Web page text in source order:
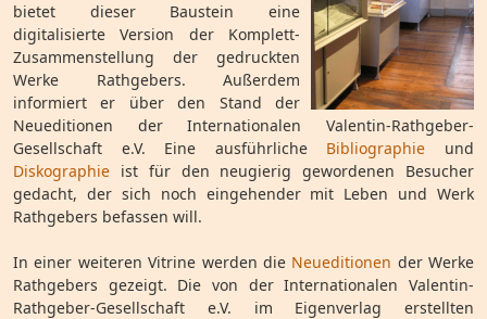
bietet dieser Baustein eine
digitalisierte Version der Komplett-
Zusammenstellung der gedruckten
Werke Rathgebers. Außerdem
informiert er über den Stand der
Neueditionen der Internationalen Valentin-Rathgeber-
Gesellschaft e.V. Eine ausführliche Bibliographie und
Diskographie ist für den neugierig gewordenen Besucher
gedacht, der sich noch eingehender mit Leben und Werk
Rathgebers befassen will.
In einer weiteren Vitrine werden die Neueditionen der Werke
Rathgebers gezeigt. Die von der Internationalen Valentin-
Rathgeber-Gesellschaft e.V. im Eigenverlag erstellten